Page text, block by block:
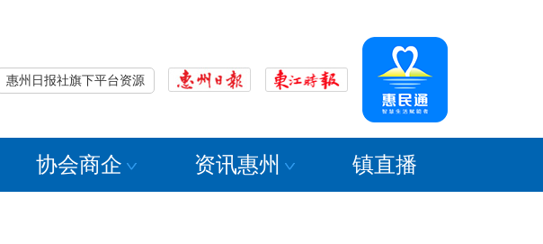
惠州日报社旗下平台资源
协会商企 资讯惠州 镇直播